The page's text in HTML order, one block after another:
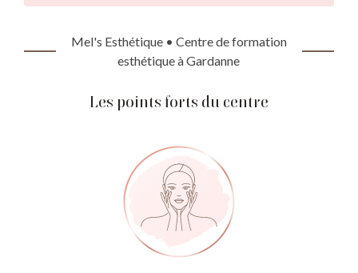
Mel's Esthétique • Centre de formation
esthétique à Gardanne
Les points forts du centre